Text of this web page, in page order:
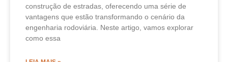
construção de estradas, oferecendo uma série de
vantagens que estão transformando o cenário da
engenharia rodoviária. Neste artigo, vamos explorar
como essa